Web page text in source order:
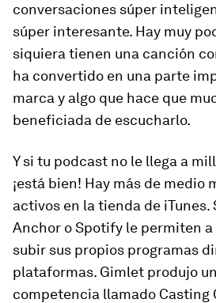
conversaciones súper
súper interesante. Hay muy
siquiera tienen una canción
ha convertido en una parte
marca y algo que hace que
beneficiada de escucharlo.
Y si tu podcast no le llega a
¡está bien! Hay más de medio
activos en la tienda de iTunes.
Anchor o Spotify le permiten a
subir sus propios programas
plataformas. Gimlet produjo
competencia llamado Casting